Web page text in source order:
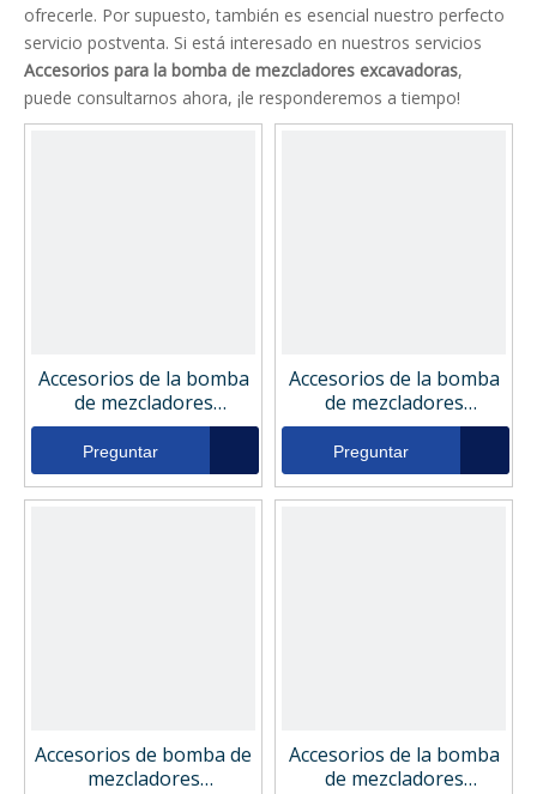
ofrecerle. Por supuesto, también es esencial nuestro perfecto
servicio postventa. Si está interesado en nuestros servicios
Accesorios para la bomba de mezcladores excavadoras,
puede consultarnos ahora, ¡le responderemos a tiempo!
Accesorios de la bomba
de mezcladores
excavadoras Filtro de
aceite de retorno
hidráulico 852370mic25
Preguntar
Accesorios de la bomba
de mezcladores
excavadoras Filtro de
aceite de retorno
hidráulico CR222C25R
Preguntar
Accesorios de bomba de
mezcladores
Accesorios de la bomba
de mezcladores